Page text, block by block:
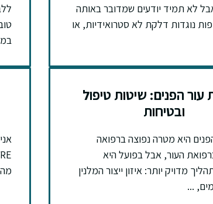
לא תמיד יודעים שמדובר באותה
נוגדות דלקת לא סטרואידיות, או
הפנים: שיטות טיפול
ובטיחות
היא מטרה נפוצה ברפואה
העור, אבל בפועל היא
מדויק יותר: איזון ייצור המלנין
...